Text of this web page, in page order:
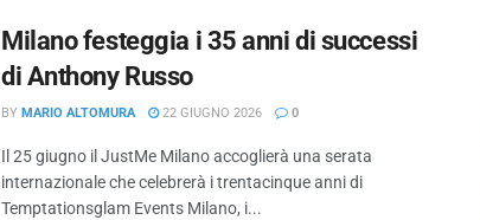
Milano festeggia i 35 anni di successi
di Anthony Russo
BY MARIO ALTOMURA 22 GIUGNO 2026 0
Il 25 giugno il JustMe Milano accoglierà una serata
internazionale che celebrerà i trentacinque anni di
Temptationsglam Events Milano, i...